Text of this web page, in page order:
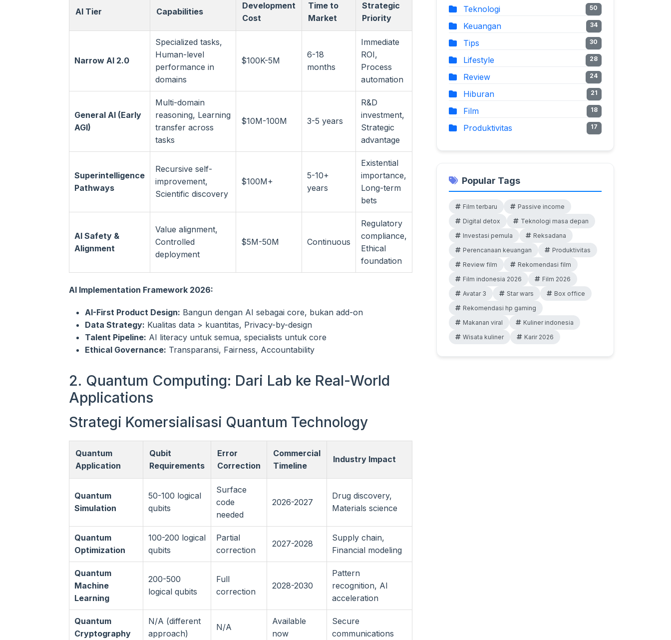
AI Tier Capabilities
Development
Cost
Time to
Market
Strategic
Priority
Narrow AI 2.0
Specialized tasks,
Human-level
performance in
domains
$100K-5M
6-18
months
Immediate
ROI,
Process
automation
General AI (Early
AGI)
Multi-domain
reasoning, Learning
transfer across
tasks
$10M-100M 3-5 years
R&D
investment,
Strategic
advantage
Superintelligence
Pathways
Recursive self-
improvement,
Scientific discovery
$100M+
5-10+
years
Existential
importance,
Long-term
bets
AI Safety &
Alignment
Value alignment,
Controlled
deployment
$5M-50M Continuous
Regulatory
compliance,
Ethical
foundation
AI Implementation Framework 2026:
AI-First Product Design: Bangun dengan AI sebagai core, bukan add-on
Data Strategy: Kualitas data > kuantitas, Privacy-by-design
Talent Pipeline: AI literacy untuk semua, specialists untuk core
Ethical Governance: Transparansi, Fairness, Accountability
2. Quantum Computing: Dari Lab ke Real-World
Applications
Strategi Komersialisasi Quantum Technology
Quantum
Application
Qubit
Requirements
Error
Correction
Commercial
Timeline
Industry Impact
Quantum
Simulation
50-100 logical
qubits
Surface
code
needed
2026-2027
Drug discovery,
Materials science
Quantum
Optimization
100-200 logical
qubits
Partial
correction
2027-2028
Supply chain,
Financial modeling
Quantum
Machine
Learning
200-500
logical qubits
Full
correction
2028-2030
Pattern
recognition, AI
acceleration
Quantum
Cryptography
N/A (different
approach)
N/A
Available
now
Secure
communications
Teknologi 50
Keuangan 34
Tips 30
Lifestyle 28
Review 24
Hiburan 21
Film 18
Produktivitas 17
Popular Tags
Film terbaru
Passive income
Digital detox
Teknologi masa depan
Investasi pemula
Reksadana
Perencanaan keuangan
Produktivitas
Review film
Rekomendasi film
Film indonesia 2026
Film 2026
Avatar 3
Star wars
Box office
Rekomendasi hp gaming
Makanan viral
Kuliner indonesia
Wisata kuliner
Karir 2026